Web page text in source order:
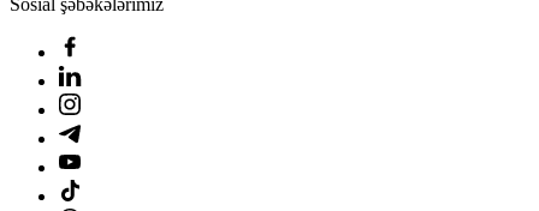
Sosial şəbəkələrimiz